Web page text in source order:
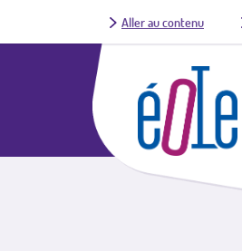
Aller au contenu